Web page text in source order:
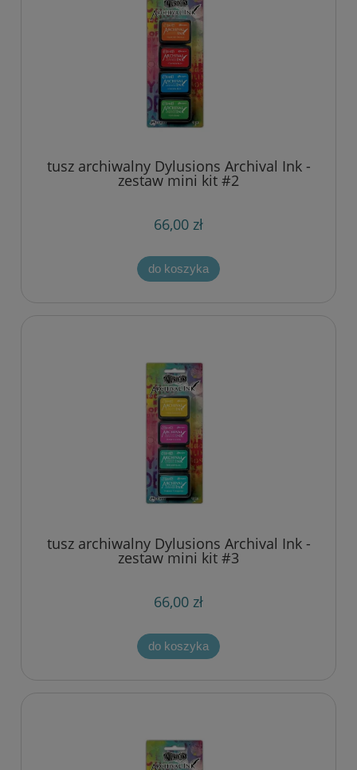
tusz archiwalny Dylusions Archival Ink -
zestaw mini kit #2
66,00 zł
do koszyka
tusz archiwalny Dylusions Archival Ink -
zestaw mini kit #3
66,00 zł
do koszyka